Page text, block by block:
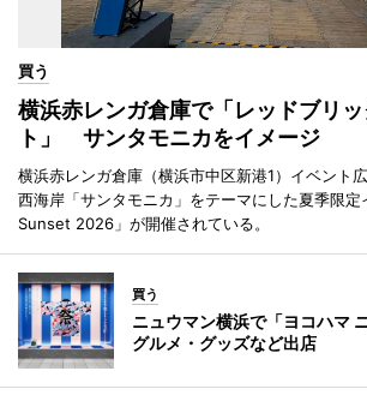
買う
横浜赤レンガ倉庫で「レッドブリ
ト」 サンタモニカをイメージ
横浜赤レンガ倉庫（横浜市中区新港1）イベント
西海岸「サンタモニカ」をテーマにした夏季限
Sunset 2026」が開催されている。
買う
ニュウマン横浜で「ヨコハマ
グルメ・グッズなど出店